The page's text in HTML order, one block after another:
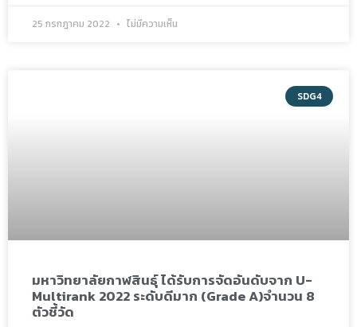
25 กรกฎาคม 2022 ไม่มีความเห็น
SDG4
มหาวิทยาลัยกาฬสินธุ์ ได้รับการจัดอันดับจาก U-
Multirank 2022 ระดับดีมาก (Grade A)จำนวน 8
ตัวชี้วัด